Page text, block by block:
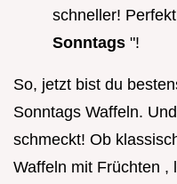
schneller!
Sonntags "!
So, jetzt bist du
Sonntags Waffeln.
schmeckt! Ob
Waffeln mit Früchten ,